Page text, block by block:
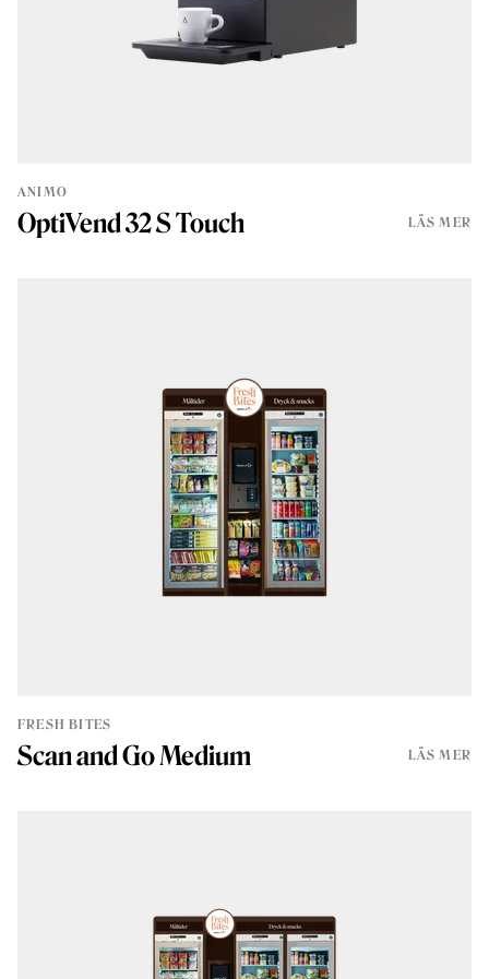
ANIMO
OptiVend 32 S Touch LÄS MER
FRESH BITES
Scan and Go Medium LÄS MER